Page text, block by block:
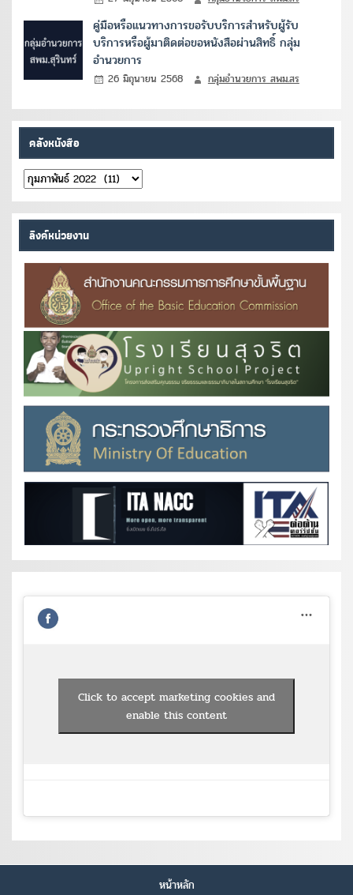
คู่มือหรือแนวทางการขอรับบริการสำหรับผู้รับ
บริการหรือผู้มาติดต่อขอหนังสือผ่านสิทธิ์ กลุ่ม
อำนวยการ
26 มิถุนายน 2568 กลุ่มอำนวยการ สพม.สร
คลังหนังสือ
คลัง
หนังสือ
ลิงค์หน่วยงาน
Click to accept marketing cookies and
enable this content
หน้าหลัก